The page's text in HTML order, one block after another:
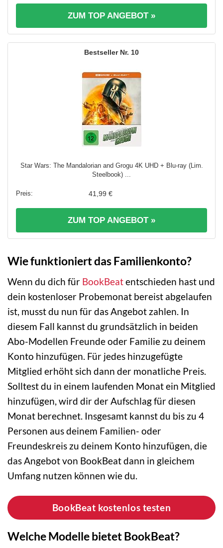
ZUM TOP ANGEBOT »
10
Star Wars: The Mandalorian and Grogu 4K UHD + Blu-ray (Lim.
Steelbook) ...
41,99 €
ZUM TOP ANGEBOT »
Wie funktioniert das Familienkonto?
Wenn du dich für BookBeatentschieden hast und
dein kostenloser Probemonat bereist abgelaufen
ist, musst du nun für das Angebot zahlen. In
diesem Fall kannst du grundsätzlich in beiden
Abo-Modellen Freunde oder Familie zu deinem
Konto hinzufügen. Für jedes hinzugefügte
Mitglied erhöht sich dann der monatliche Preis.
Solltest du in einem laufenden Monat ein Mitglied
hinzufügen, wird dir der Aufschlag für diesen
Monat berechnet. Insgesamt kannst du bis zu 4
Personen aus deinem Familien- oder
Freundeskreis zu deinem Konto hinzufügen, die
das Angebot von BookBeat dann in gleichem
Umfang nutzen können wie du.
BookBeat kostenlos testen
Welche Modelle bietet BookBeat?